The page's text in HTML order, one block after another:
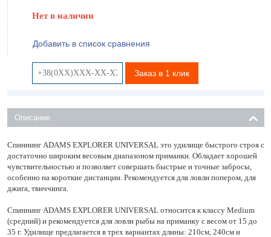
Нет в наличии
Добавить в список сравнения
Заказ в 1 клик
Описание
Спиннинг ADAMS EXPLORER UNIVERSAL это удилище быстрого строя с
достаточно широким весовым диапазоном приманки. Обладает хорошей
чувствительностью и позволяет совершать быстрые и точные забросы,
особенно на короткие дистанции. Рекомендуется для ловли попером, для
джига, твиччинга.
Спиннинг ADAMS EXPLORER UNIVERSAL относится к классу Medium
(средний) и рекомендуется для ловли рыбы на приманку с весом от 15 до
35 г. Удилище предлагается в трех вариантах длины: 210см, 240см и